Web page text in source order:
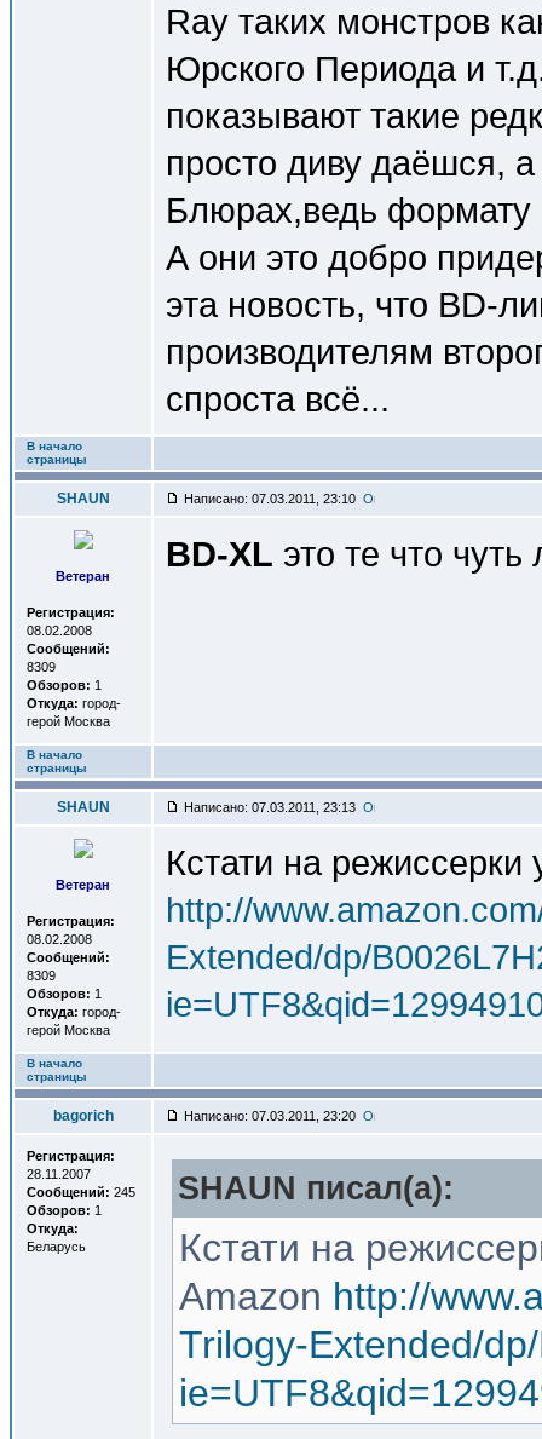
Ray таких монстров
Юрского Периода и
показывают такие
просто диву даёшся,
Блюрах,ведь формату
А они это добро
эта новость, что BD-
производителям
спроста всё...
В начало
страницы
SHAUN Написано: 07.03.2011, 23:10
Ветеран
Регистрация:
08.02.2008
Сообщений:
8309
Обзоров: 1
Откуда: город-
герой Москва
BD-XL это те что
В начало
страницы
SHAUN Написано: 07.03.2011, 23:13
Ветеран
Регистрация:
08.02.2008
Сообщений:
8309
Обзоров: 1
Откуда: город-
герой Москва
Кстати на режиссерки
http://
Extended/dp/
В начало
страницы
bagorich Написано: 07.03.2011, 23:20
Регистрация:
28.11.2007
Сообщений: 245
Обзоров: 1
Откуда:
Беларусь
SHAUN писал(a):
Кстати на
Amazon http://
Trilogy-Extended/